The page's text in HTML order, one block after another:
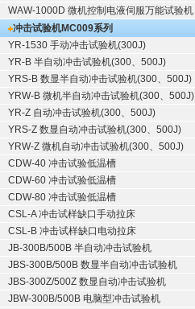
WAW-1000D 微机控制电液伺服万能试验机
冲击试验机MC009系列
YR-1530 手动冲击试验机(300J)
YR-B 半自动冲击试验机(300、500J)
YRS-B 数显半自动冲击试验机(300、500J)
YRW-B 微机半自动冲击试验机(300、500J)
YR-Z 自动冲击试验机(300、500J)
YRS-Z 数显自动冲击试验机(300、500J)
YRW-Z 微机自动冲击试验机(300、500J)
CDW-40 冲击试验低温槽
CDW-60 冲击试验低温槽
CDW-80 冲击试验低温槽
CSL-A 冲击试样缺口手动拉床
CSL-B 冲击试样缺口电动拉床
JB-300B/500B 半自动冲击试验机
JBS-300B/500B 数显半自动冲击试验机
JBS-300Z/500Z 数显自动冲击试验机
JBW-300B/500B 电脑型冲击试验机